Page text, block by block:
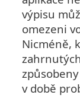
výpisu
omezeni
Nicméně,
v době